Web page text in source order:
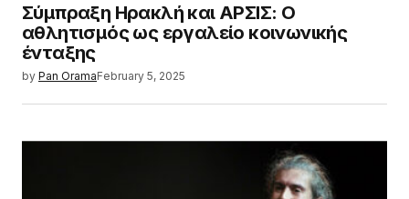
Σύμπραξη Ηρακλή και ΑΡΣΙΣ: Ο
αθλητισμός ως εργαλείο κοινωνικής
ένταξης
by Pan OramaFebruary 5, 2025